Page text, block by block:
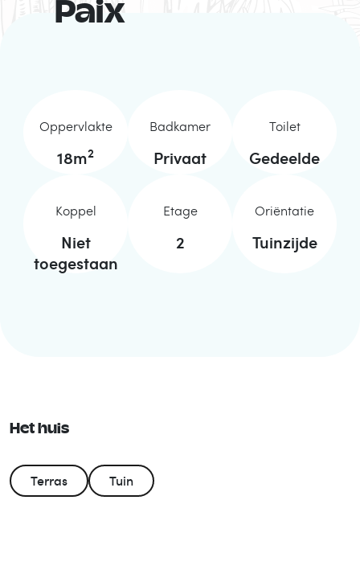
Paix
Oppervlakte
18m2
Badkamer
Privaat
Toilet
Gedeelde
Koppel
Niet
toegestaan
Etage
2
Oriëntatie
Tuinzijde
Het huis
Terras Tuin